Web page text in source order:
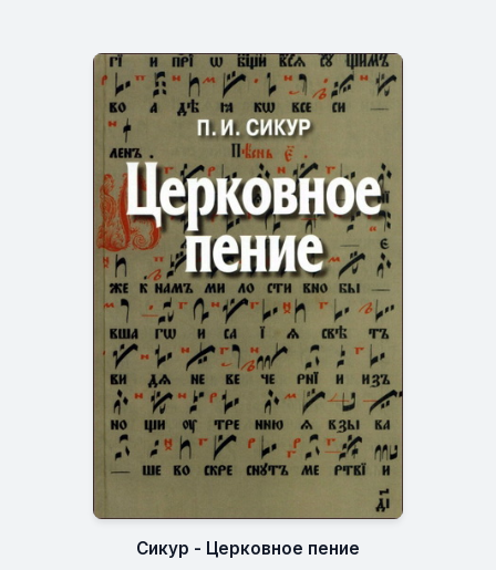
Сикур - Церковное пение